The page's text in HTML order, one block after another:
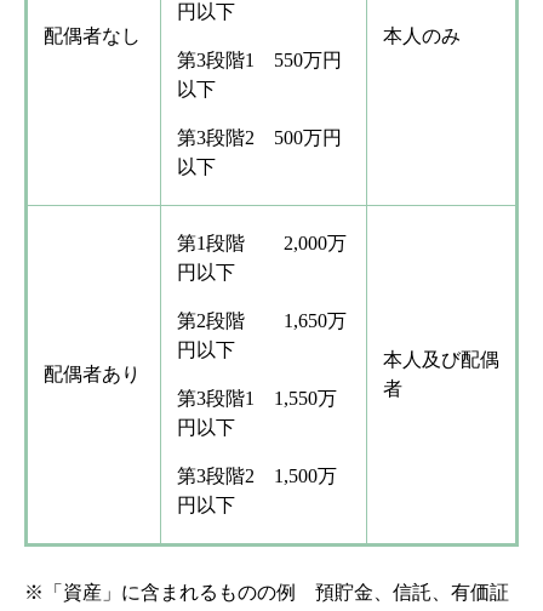
配偶者なし
円以下
第3段階1 550万円
以下
第3段階2 500万円
以下
本人のみ
配偶者あり
第1段階 2,000万
円以下
第2段階 1,650万
円以下
第3段階1 1,550万
円以下
第3段階2 1,500万
円以下
本人及び配偶
者
※「資産」に含まれるものの例 預貯金、信託、有価証